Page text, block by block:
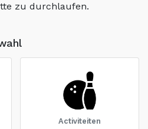
zu durchlaufen.
Activiteiten